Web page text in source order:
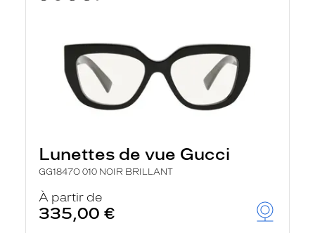
Lunettes de vue Gucci
GG1847O 010 NOIR BRILLANT
À partir de
335,00 €